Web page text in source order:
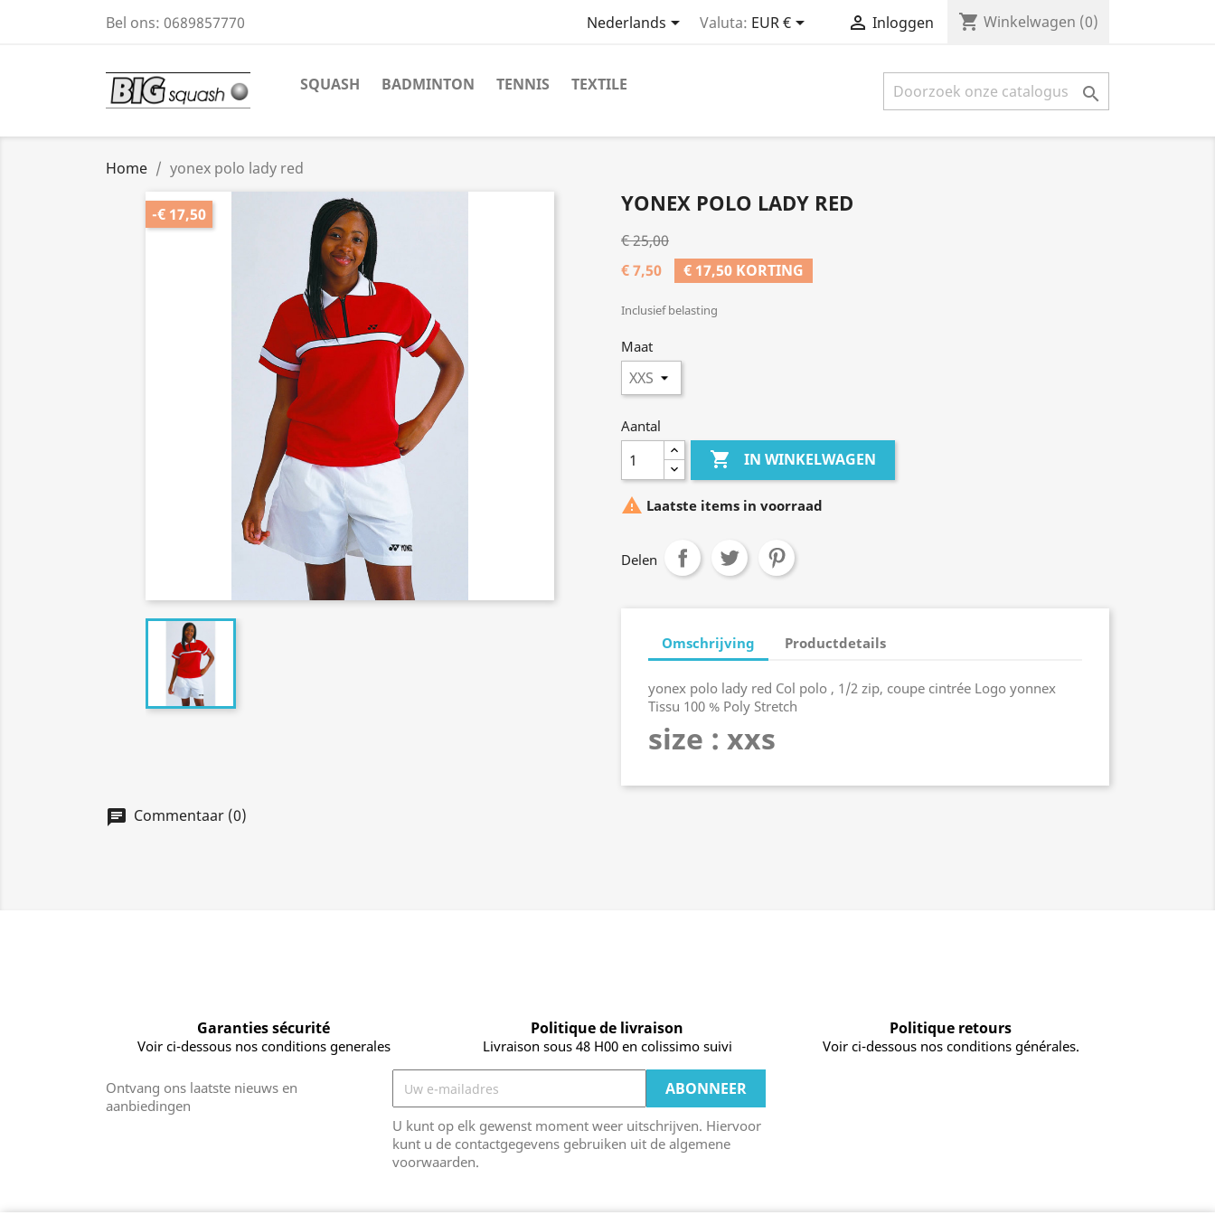
Bel ons: 0689857770 Nederlands Valuta: EUR €  Inloggen shopping_cart Winkelwagen (0)
SQUASH BADMINTON TENNIS TEXTILE 
Home yonex polo lady red
-€ 17,50 YONEX POLO LADY RED
€ 25,00
€ 7,50
€ 17,50 KORTING
Inclusief belasting
Maat
Aantal
 IN WINKELWAGEN
 Laatste items in voorraad
Delen
Omschrijving Productdetails
yonex polo lady red Col polo , 1/2 zip, coupe cintrée Logo yonnex
Tissu 100 % Poly Stretch
size : xxs
Commentaar (0)
Garanties sécurité
Voir ci-dessous nos conditions generales
Politique de livraison
Livraison sous 48 H00 en colissimo suivi
Politique retours
Voir ci-dessous nos conditions générales.
Ontvang ons laatste nieuws en
aanbiedingen
U kunt op elk gewenst moment weer uitschrijven. Hiervoor
kunt u de contactgegevens gebruiken uit de algemene
voorwaarden.